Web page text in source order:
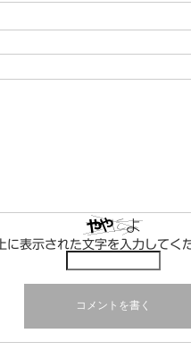
上に表示された文字を入力してく